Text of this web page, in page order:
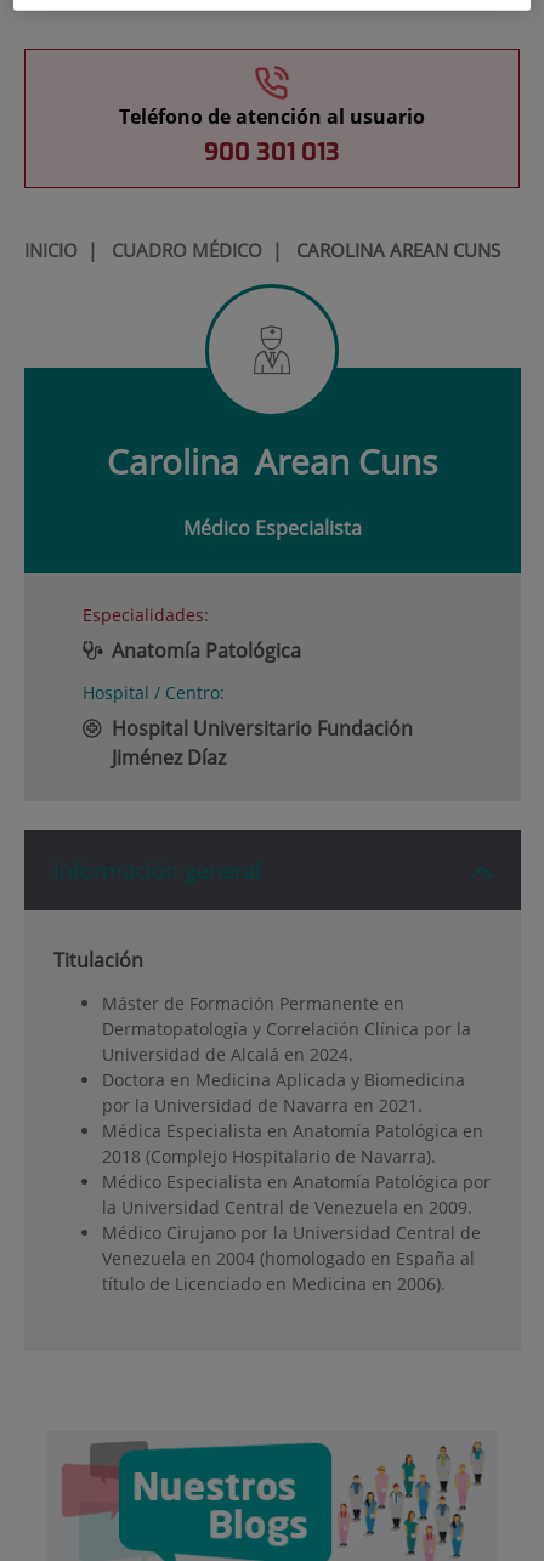
Teléfono de atención al usuario
900 301 013
INICIO| CUADRO MÉDICO| CAROLINA AREAN CUNS
Carolina Arean Cuns
Médico Especialista
Especialidades:
Anatomía Patológica
Hospital / Centro:
Hospital Universitario Fundación
Jiménez Díaz
Información general
Titulación
Máster de Formación Permanente en
Dermatopatología y Correlación Clínica por la
Universidad de Alcalá en 2024.
Doctora en Medicina Aplicada y Biomedicina
por la Universidad de Navarra en 2021.
Médica Especialista en Anatomía Patológica en
2018 (Complejo Hospitalario de Navarra).
Médico Especialista en Anatomía Patológica por
la Universidad Central de Venezuela en 2009.
Médico Cirujano por la Universidad Central de
Venezuela en 2004 (homologado en España al
título de Licenciado en Medicina en 2006).